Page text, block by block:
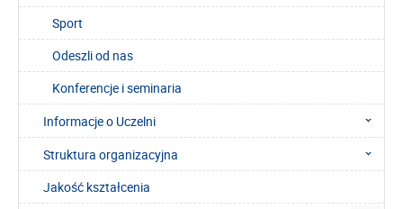
Sport
Odeszli od nas
Konferencje i seminaria
Informacje o Uczelni
Struktura organizacyjna
Jakość kształcenia